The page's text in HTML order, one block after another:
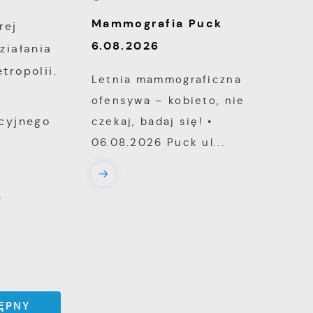
Mammografia Puck
6.08.2026
Letnia mammograficzna
ofensywa – kobieto, nie
czekaj, badaj się! •
06.08.2026 Puck ul...